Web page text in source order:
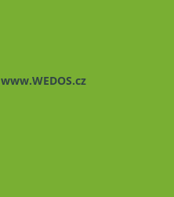
www.WEDOS.cz